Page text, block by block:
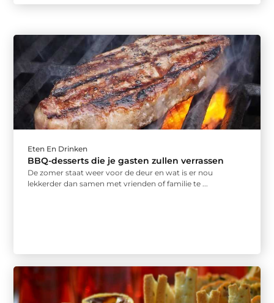
Eten En Drinken
BBQ-desserts die je gasten zullen verrassen
De zomer staat weer voor de deur en wat is er nou
lekkerder dan samen met vrienden of familie te ...